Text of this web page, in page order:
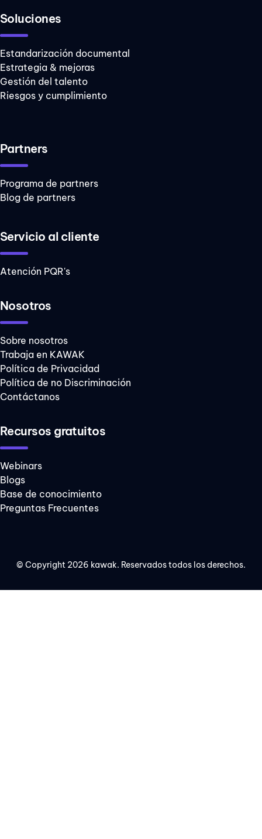
Soluciones
Estandarización documental
Estrategia & mejoras
Gestión del talento
Riesgos y cumplimiento
Partners
Programa de partners
Blog de partners
Servicio al cliente
Atención PQR's
Nosotros
Sobre nosotros
Trabaja en KAWAK
Política de Privacidad
Política de no Discriminación
Contáctanos
Recursos gratuitos
Webinars
Blogs
Base de conocimiento
Preguntas Frecuentes
© Copyright 2026 kawak. Reservados todos los derechos.